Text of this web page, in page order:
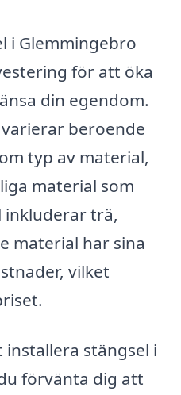
i Glemmingebro
för att öka
din egendom.
beroende
typ av material,
material som
inkluderar trä,
material har sina
vilket
stängsel i
förvänta dig att